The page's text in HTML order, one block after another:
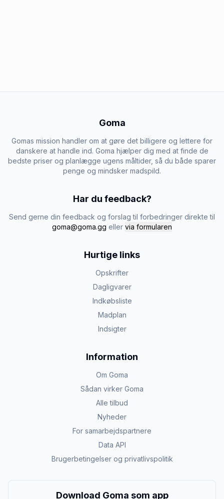
Goma
Gomas mission handler om at gøre det billigere og lettere for
danskere at handle ind. Goma hjælper dig med at finde de
bedste priser og planlægge ugens måltider, så du både sparer
penge og mindsker madspild.
Har du feedback?
Send gerne din feedback og forslag til forbedringer direkte til
goma@goma.gg eller via formularen
Hurtige links
Opskrifter
Dagligvarer
Indkøbsliste
Madplan
Indsigter
Information
Om Goma
Sådan virker Goma
Alle tilbud
Nyheder
For samarbejdspartnere
Data API
Brugerbetingelser og privatlivspolitik
Download Goma som app